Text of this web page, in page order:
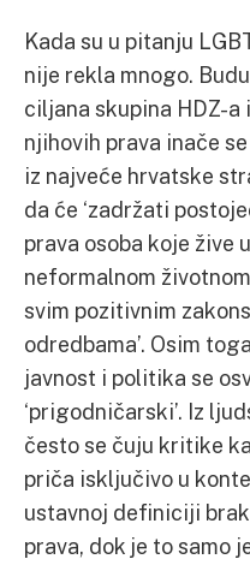
Kada su u pitanju
nije rekla mnogo.
ciljana skupina HDZ-a
njihovih prava inače
iz najveće hrvatske
da će ‘zadržati
prava osoba koje žive
neformalnom
svim pozitivnim
odredbama’. Osim
javnost i politika se
‘prigodničarski’. Iz
često se čuju kritike
priča isključivo u
ustavnoj definiciji
prava, dok je to samo